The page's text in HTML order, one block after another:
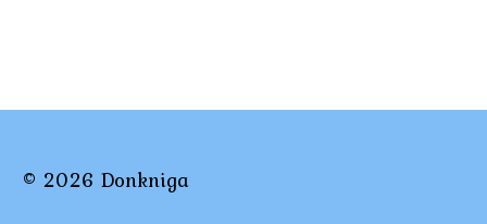
© 2026 Donkniga